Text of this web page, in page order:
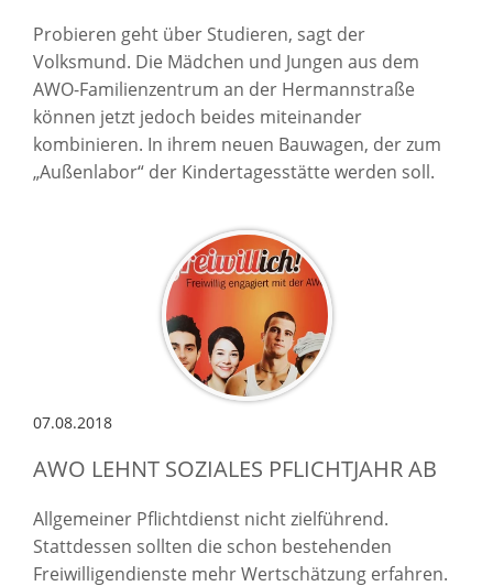
Probieren geht über Studieren, sagt der
Volksmund. Die Mädchen und Jungen aus dem
AWO-Familienzentrum an der Hermannstraße
können jetzt jedoch beides miteinander
kombinieren. In ihrem neuen Bauwagen, der zum
„Außenlabor“ der Kindertagesstätte werden soll.
07.08.2018
AWO LEHNT SOZIALES PFLICHTJAHR AB
Allgemeiner Pflichtdienst nicht zielführend.
Stattdessen sollten die schon bestehenden
Freiwilligendienste mehr Wertschätzung erfahren.